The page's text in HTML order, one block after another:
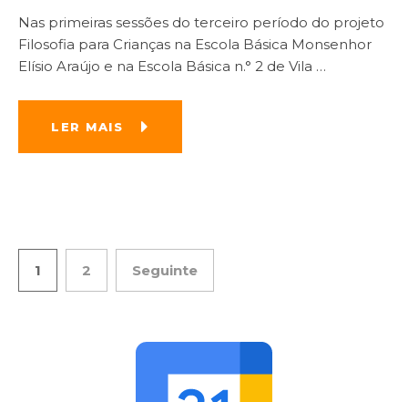
Nas primeiras sessões do terceiro período do projeto
Filosofia para Crianças na Escola Básica Monsenhor
Elísio Araújo e na Escola Básica n.° 2 de Vila …
LER MAIS
1 2 Seguinte